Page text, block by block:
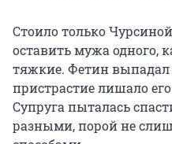
Стоило только
оставить мужа одного,
тяжкие. Фетин выпадал
пристрастие лишало
Супруга пыталась
разными, порой не